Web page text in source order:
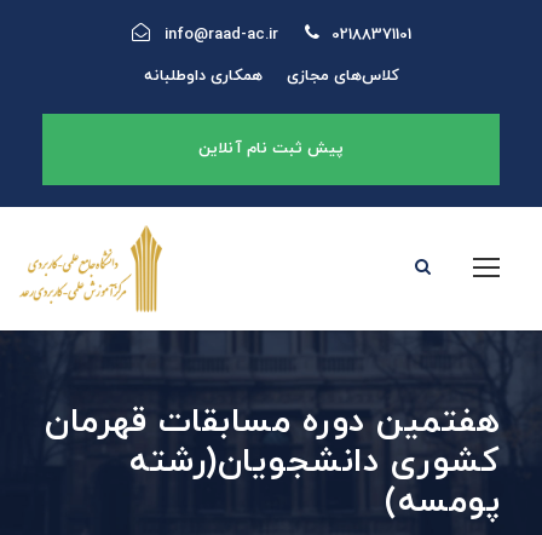
info@raad-ac.ir
02188371101
همکاری داوطلبانه
کلاس‌های مجازی
پیش ثبت نام آنلاین
هفتمین دوره مسابقات قهرمان
کشوری دانشجویان(رشته
پومسه)